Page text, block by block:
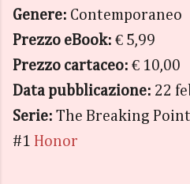
Genere: Contemporaneo
Prezzo eBook: € 5,99
Prezzo cartaceo: € 10,00
Data pubblicazione: 22
Serie: The Breaking Point
#1 Honor